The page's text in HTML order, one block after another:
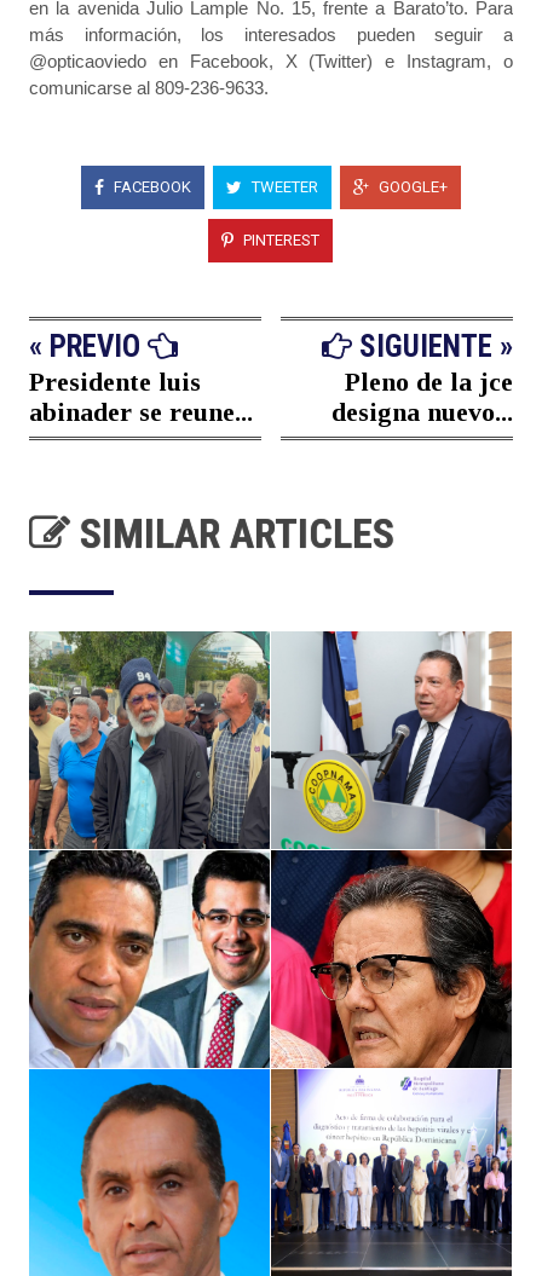
en la avenida Julio Lample No. 15, frente a Barato’to. Para
más información, los interesados pueden seguir a
@opticaoviedo en Facebook, X (Twitter) e Instagram, o
comunicarse al 809-236-9633.
FACEBOOK TWEETER GOOGLE+
PINTEREST
« PREVIO
Presidente luis
abinader se reune...
SIGUIENTE »
Pleno de la jce
designa nuevo...
SIMILAR ARTICLES